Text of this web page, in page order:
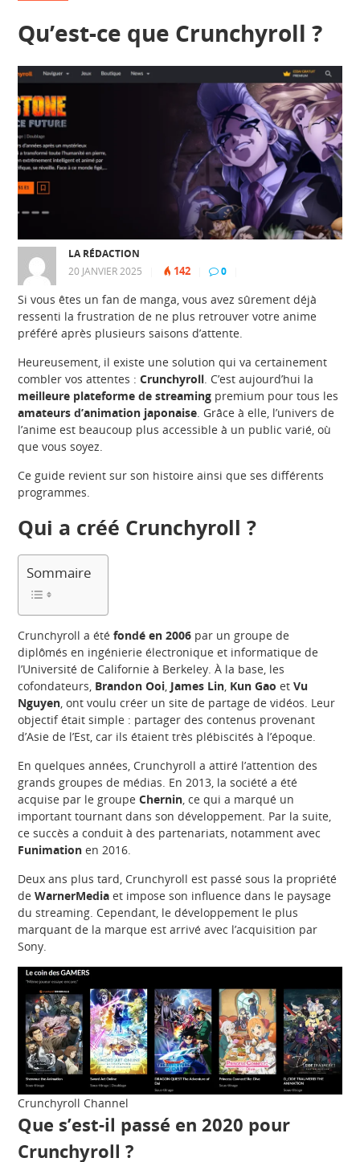
Qu’est-ce que Crunchyroll ?
LA RÉDACTION
20 JANVIER 2025
142 0
Si vous êtes un fan de manga, vous avez sûrement déjà
ressenti la frustration de ne plus retrouver votre anime
préféré après plusieurs saisons d’attente.
Heureusement, il existe une solution qui va certainement
combler vos attentes :Crunchyroll. C’est aujourd’hui la
meilleure plateforme de streaming premium pour tous les
amateurs d’animation japonaise. Grâce à elle, l’univers de
l’anime est beaucoup plus accessible à un public varié, où
que vous soyez.
Ce guide revient sur son histoire ainsi que ses différents
programmes.
Qui a créé Crunchyroll?
Sommaire
Crunchyroll a étéfondé en 2006 par un groupe de
diplômés en ingénierie électronique et informatique de
l’Université de Californie à Berkeley. À la base, les
cofondateurs, Brandon Ooi, James Lin, Kun Gao etVu
Nguyen, ont voulu créer un site de partage de vidéos. Leur
objectif était simple : partager des contenus provenant
d’Asie de l’Est, car ils étaient très plébiscités à l’époque.
En quelques années, Crunchyroll a attiré l’attention des
grands groupes de médias. En 2013, la société a été
acquise par le groupeChernin, ce qui a marqué un
important tournant dans son développement. Par la suite,
ce succès a conduit à des partenariats, notamment avec
Funimation en 2016.
Deux ans plus tard, Crunchyroll est passé sous la propriété
deWarnerMedia et impose son influence dans le paysage
du streaming. Cependant, le développement le plus
marquant de la marque est arrivé avec l’acquisition par
Sony.
Crunchyroll Channel
Que s’est-il passé en 2020 pour
Crunchyroll ?